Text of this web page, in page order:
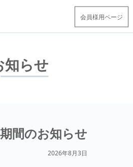
会員様用ページ
知らせ
間のお知らせ
2026年8月3日